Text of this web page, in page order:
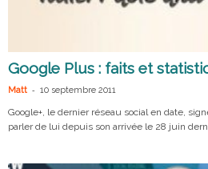
Google Plus : faits et
Matt - 10 septembre 2011
Google+, le dernier réseau social en date,
parler de lui depuis son arrivée le 28 juin